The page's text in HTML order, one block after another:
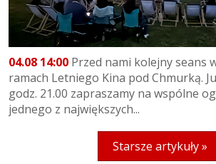
04.08 14:00 Przed nami kolejny seans
ramach Letniego Kina pod Chmurką.
godz. 21.00 zapraszamy na wspólne
jednego z największych...
Starsze artykuły »